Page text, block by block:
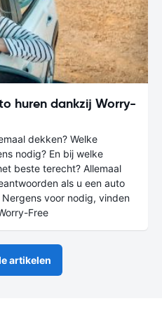
huren dankzij Worry-
dekken? Welke
nodig? En bij welke
beste terecht? Allemaal
als u een auto
voor nodig, vinden
Free
artikelen